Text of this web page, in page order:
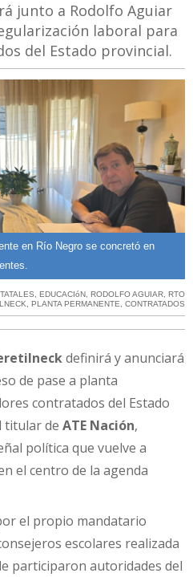
junto a Rodolfo Aguiar
laboral para
del Estado provincial.
en Río Negro se concretó en
, EDUCACIóN, RODOLFO AGUIAR, RTO
, PLANTA PERMANENTE, CONTRATADOS
definirá y anunciará
de pase a planta
contratados del Estado
titular de ATE Nación,
política que vuelve a
el centro de la agenda
el propio mandatario
escolares realizada
participaron autoridades del